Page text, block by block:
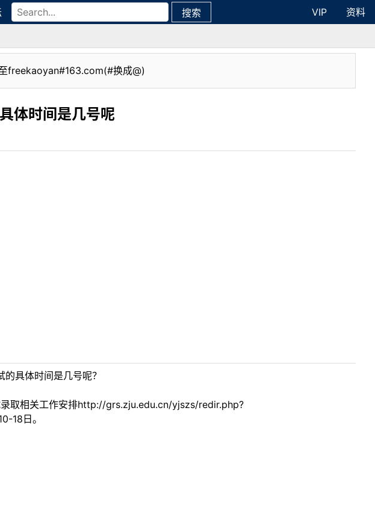
搜索 VIP
资料
freekaoyan#163.com(#换成@)
体时间是几号呢
具体时间是几号呢？
取相关工作安排http://grs.zju.edu.cn/yjszs/redir.php?
18日。